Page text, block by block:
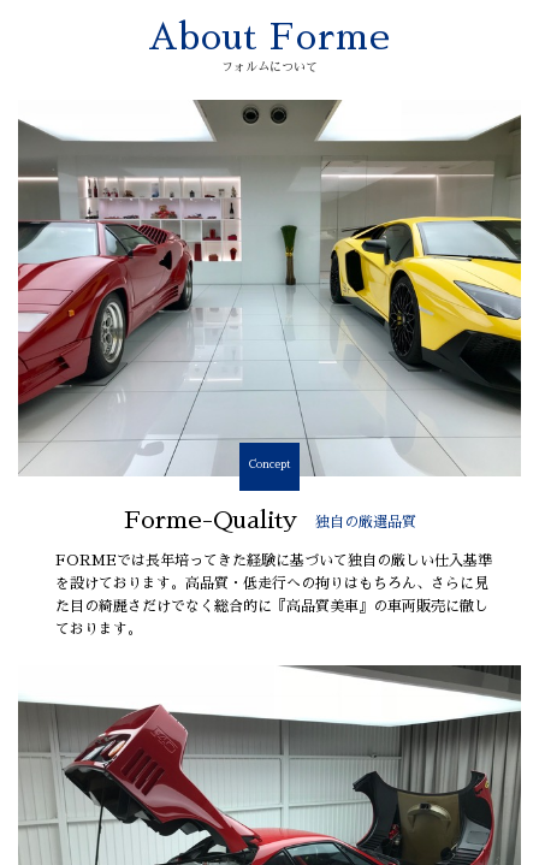
About Forme
フォルムについて
Concept
Forme-Quality 独自の厳選品質
FORMEでは長年培ってきた経験に基づいて独自の厳しい仕入基準
を設けております。高品質・低走行への拘りはもちろん、さらに見
た目の綺麗さだけでなく総合的に『高品質美車』の車両販売に徹し
ております。